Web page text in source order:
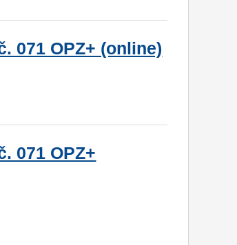
071 OPZ+ (online)
071 OPZ+